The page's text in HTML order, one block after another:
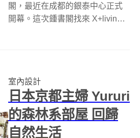
閣，最近在成都的銀泰中心正式
開幕。這次鍾書閣找來 X+living
的書架和小桌子，打造出混合著
竹香和...
室內設計
日本京都主婦 Yururi
的森林系部屋 回歸
自然生活